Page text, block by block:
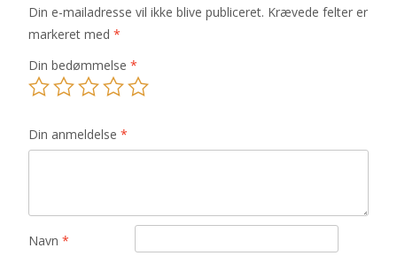
Din e-mailadresse vil ikke blive publiceret. Krævede felter er
markeret med *
Din bedømmelse *
Din anmeldelse *
Navn *